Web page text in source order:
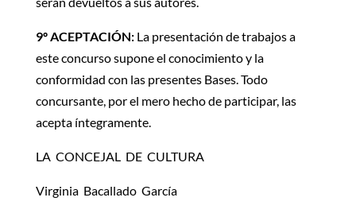
9º ACEPTACIÓN:La presentación de trabajos a
este concurso supone el conocimiento y la
conformidad con las presentes Bases. Todo
concursante, por el mero hecho de participar, las
acepta íntegramente.
LA CONCEJAL DE CULTURA
Virginia Bacallado García